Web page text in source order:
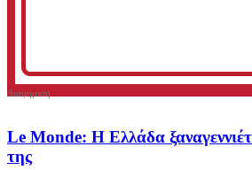
Le Monde: Η Ελλάδα
της